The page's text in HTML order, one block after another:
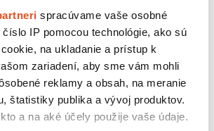
spracúvame vaše osobné
číslo IP pomocou technológie, ako sú
na ukladanie a prístup k
zariadení, aby sme vám mohli
reklamy a obsah, na meranie
štatistiky publika a vývoj produktov.
a na aké účely použije vaše údaje.
na makrónky Pastel Mint
140x115x45
€ s DPH / bal.
18,75 € bez DPH
25 ks v balení